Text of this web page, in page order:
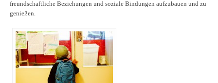
freundschaftliche Beziehungen und soziale Bindungen aufzubauen und zu
genießen.